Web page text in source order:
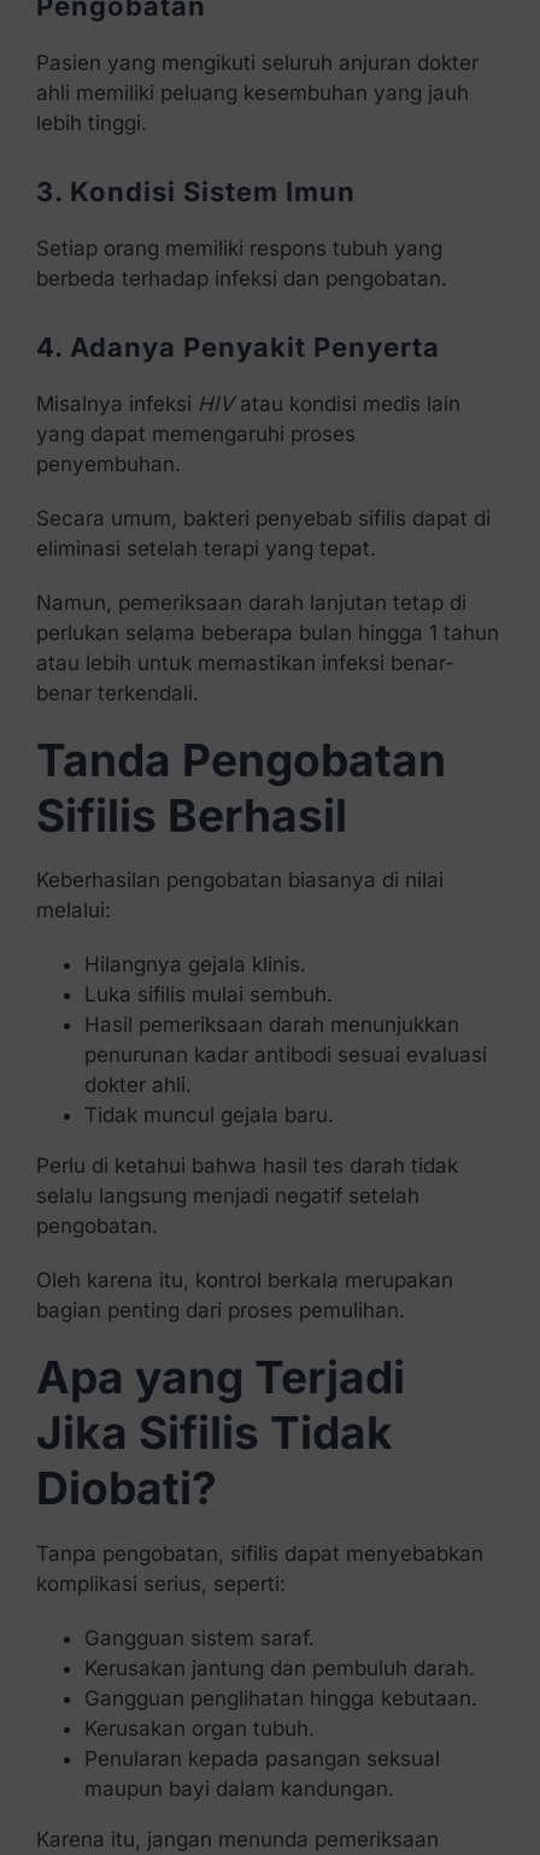
Pasien yang mengikuti seluruh anjuran dokter
ahli memiliki peluang kesembuhan yang jauh
lebih tinggi.
3. Kondisi Sistem Imun
Setiap orang memiliki respons tubuh yang
berbeda terhadap infeksi dan pengobatan.
4. Adanya Penyakit Penyerta
Misalnya infeksi HIVatau kondisi medis lain
yang dapat memengaruhi proses
penyembuhan.
Secara umum, bakteri penyebab sifilis dapat di
eliminasi setelah terapi yang tepat.
Namun, pemeriksaan darah lanjutan tetap di
perlukan selama beberapa bulan hingga 1 tahun
atau lebih untuk memastikan infeksi benar-
benar terkendali.
Tanda Pengobatan
Sifilis Berhasil
Keberhasilan pengobatan biasanya di nilai
melalui:
Hilangnya gejala klinis.
Luka sifilis mulai sembuh.
Hasil pemeriksaan darah menunjukkan
penurunan kadar antibodi sesuai evaluasi
dokter ahli.
Tidak muncul gejala baru.
Perlu di ketahui bahwa hasil tes darah tidak
selalu langsung menjadi negatif setelah
pengobatan.
Oleh karena itu, kontrol berkala merupakan
bagian penting dari proses pemulihan.
Apa yang Terjadi
Jika Sifilis Tidak
Diobati?
Tanpa pengobatan, sifilis dapat menyebabkan
komplikasi serius, seperti:
Gangguan sistem saraf.
Kerusakan jantung dan pembuluh darah.
Gangguan penglihatan hingga kebutaan.
Kerusakan organ tubuh.
Penularan kepada pasangan seksual
maupun bayi dalam kandungan.
Karena itu, jangan menunda pemeriksaan